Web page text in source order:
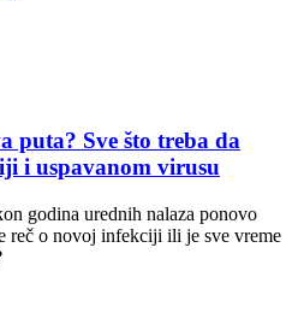
puta? Sve što treba da
i uspavanom virusu
godina urednih nalaza ponovo
reč o novoj infekciji ili je sve vreme